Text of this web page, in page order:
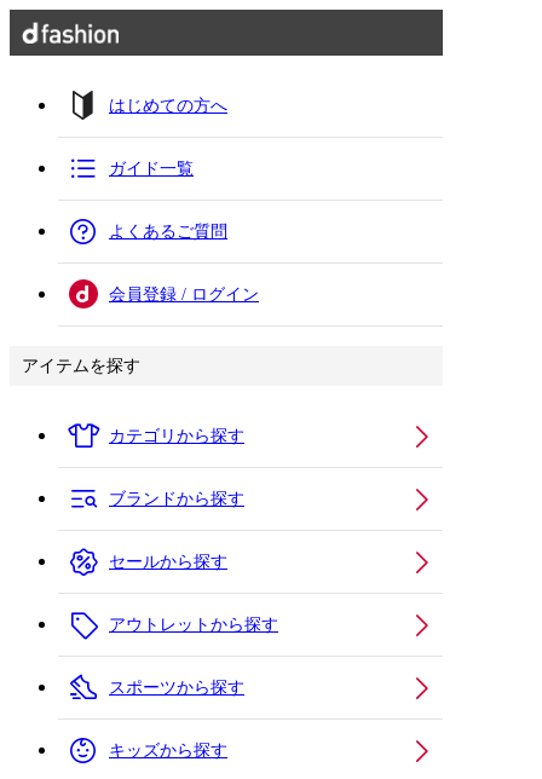
はじめての方へ
ガイド一覧
よくあるご質問
会員登録 / ログイン
アイテムを探す
カテゴリから探す
ブランドから探す
セールから探す
アウトレットから探す
スポーツから探す
キッズから探す